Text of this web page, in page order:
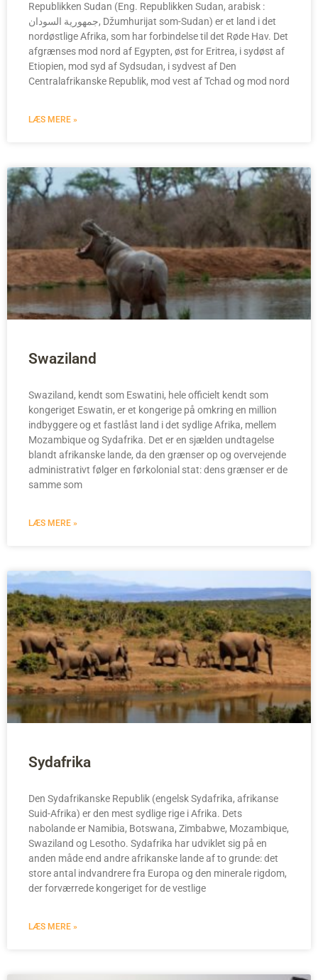
Republikken Sudan (Eng. Republikken Sudan, arabisk :
جمهورية السودان, Džumhurijat som-Sudan) er et land i det
nordøstlige Afrika, som har forbindelse til det Røde Hav. Det
afgrænses mod nord af Egypten, øst for Eritrea, i sydøst af
Etiopien, mod syd af Sydsudan, i sydvest af Den
Centralafrikanske Republik, mod vest af Tchad og mod nord
LÆS MERE »
Swaziland
Swaziland, kendt som Eswatini, hele officielt kendt som
kongeriget Eswatin, er et kongerige på omkring en million
indbyggere og et fastlåst land i det sydlige Afrika, mellem
Mozambique og Sydafrika. Det er en sjælden undtagelse
blandt afrikanske lande, da den grænser op og overvejende
administrativt følger en førkolonial stat: dens grænser er de
samme som
LÆS MERE »
Sydafrika
Den Sydafrikanske Republik (engelsk Sydafrika, afrikanse
Suid-Afrika) er den mest sydlige rige i Afrika. Dets
nabolande er Namibia, Botswana, Zimbabwe, Mozambique,
Swaziland og Lesotho. Sydafrika har udviklet sig på en
anden måde end andre afrikanske lande af to grunde: det
store antal indvandrere fra Europa og den minerale rigdom,
der forværrede kongeriget for de vestlige
LÆS MERE »